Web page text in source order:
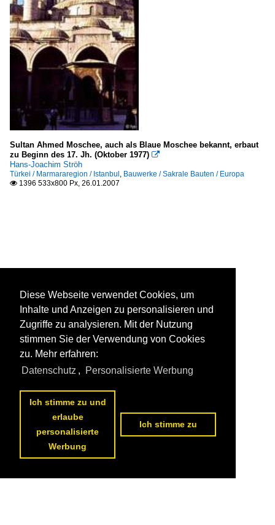
Sultan Ahmed Moschee, auch als Blaue Moschee bekannt, erbaut
zu Beginn des 17. Jh. (Oktober 1977) 
Hans-Joachim Ströh
Türkei / Marmararegion / Istanbul , Bauwerke / Sakrale Bauten / Europa
 1396 533x800 Px, 26.01.2007
Diese Webseite verwendet Cookies, um
Inhalte und Anzeigen zu personalisieren und
Zugriffe zu analysieren. Mit der Nutzung
stimmen Sie der Verwendung von Cookies
zu. Mehr erfahren:
Datenschutz , Personalisierte Werbung
Ich stimme zu und
erlaube
personalisierte
Werbung
Ich stimme zu